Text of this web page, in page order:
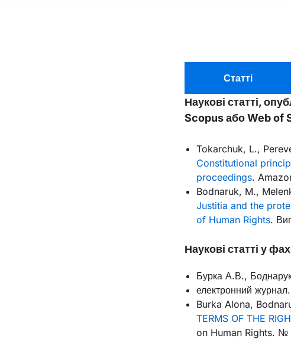
Статті
Наукові статті,
Scopus або Web of
Tokarchuk, L.,
Constitutional
proceedings.
Bodnaruk, M.,
Justitia and the
of Human Rights.
Наукові статті у
Бурка А.В.,
електронний
Burka Alona,
TERMS OF THE
on Human Rights.